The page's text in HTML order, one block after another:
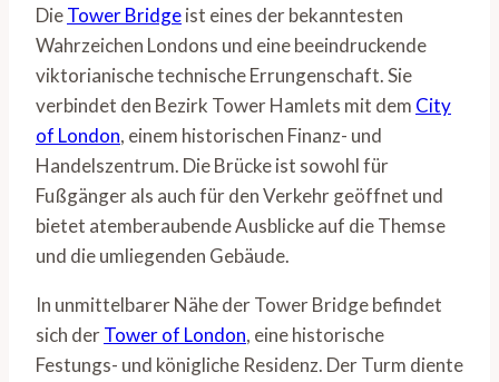
DieTower Bridgeist eines der bekanntesten
Wahrzeichen Londons und eine beeindruckende
viktorianische technische Errungenschaft. Sie
verbindet den Bezirk Tower Hamlets mit dem City
of London, einem historischen Finanz- und
Handelszentrum. Die Brücke ist sowohl für
Fußgänger als auch für den Verkehr geöffnet und
bietet atemberaubende Ausblicke auf die Themse
und die umliegenden Gebäude.
In unmittelbarer Nähe der Tower Bridge befindet
sich derTower of London, eine historische
Festungs- und königliche Residenz. Der Turm diente